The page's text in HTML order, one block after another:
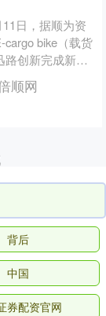
日，据顺为资
bike（载货
路创新完成新一
资由红杉中国
顺网
背后
中国
券配资官网